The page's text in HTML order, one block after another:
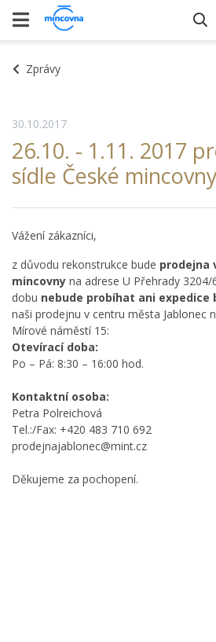
Zprávy
26.10. - 1.11. 2017
sídle České
30.10.2017
Vážení zákazníci,
z důvodu rekonstrukce bude prodejna
mincovny na adrese U Přehrady
dobu nebude probíhat ani expedice
naši prodejnu v centru města Jablonec
Mírové náměstí 15:
Otevírací doba:
Po – Pá: 8:30 – 16:00 hod.
Kontaktní osoba:
Petra Polreichová
Tel.:/Fax: +420 483 710 692
prodejnajablonec@mint.cz
Děkujeme za pochopení.